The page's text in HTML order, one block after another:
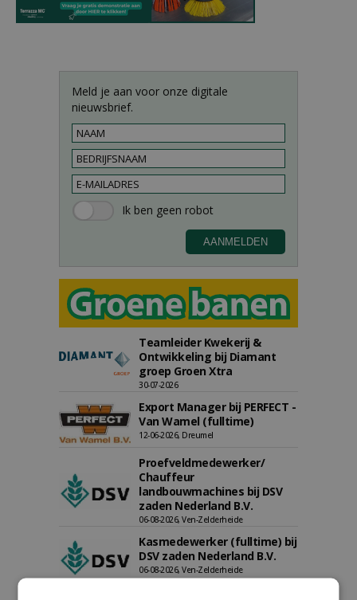
Meld je aan voor onze digitale
nieuwsbrief.
Teamleider Kwekerij &
Ontwikkeling bij Diamant
groep Groen Xtra
30-07-2026
Export Manager bij PERFECT -
Van Wamel (fulltime)
12-06-2026, Dreumel
Proefveldmedewerker/
Chauffeur
landbouwmachines bij DSV
zaden Nederland B.V.
06-08-2026, Ven-Zelderheide
Kasmedewerker (fulltime) bij
DSV zaden Nederland B.V.
06-08-2026, Ven-Zelderheide